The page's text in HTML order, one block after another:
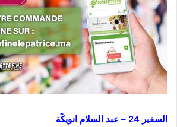
السفير 24 – عبد السلام انويكًة